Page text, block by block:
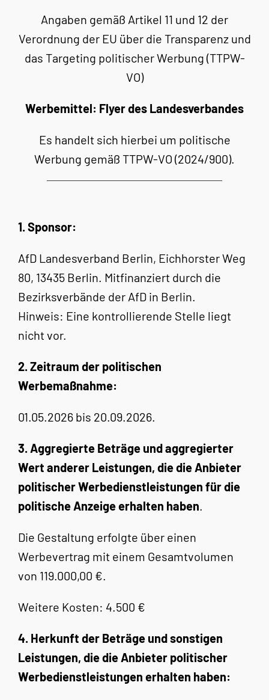
Angaben gemäß Artikel 11 und 12 der
Verordnung der EU über die Transparenz und
das Targeting politischer Werbung (TTPW-
VO)
Werbemittel: Flyer des Landesverbandes
Es handelt sich hierbei um politische
Werbung gemäß TTPW-VO (2024/900).
1. Sponsor:
AfD Landesverband Berlin, Eichhorster Weg
80, 13435 Berlin. Mitfinanziert durch die
Bezirksverbände der AfD in Berlin.
Hinweis: Eine kontrollierende Stelle liegt
nicht vor.
2. Zeitraum der politischen
Werbemaßnahme:
01.05.2026 bis 20.09.2026.
3. Aggregierte Beträge und aggregierter
Wert anderer Leistungen, die die Anbieter
politischer Werbedienstleistungen für die
politische Anzeige erhalten haben.
Die Gestaltung erfolgte über einen
Werbevertrag mit einem Gesamtvolumen
von 119.000,00 €.
Weitere Kosten: 4.500 €
4. Herkunft der Beträge und sonstigen
Leistungen, die die Anbieter politischer
Werbedienstleistungen erhalten haben: